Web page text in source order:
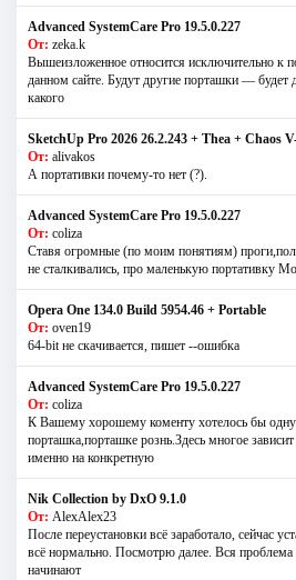
Advanced SystemCare Pro 19.5.0.227
От: zeka.k
Вышеизложенное относится исключительно к
данном сайте. Будут другие порташки — будет
какого
SketchUp Pro 2026 26.2.243 + Thea + Chaos
От: alivakos
А портативки почему-то нет (?).
Advanced SystemCare Pro 19.5.0.227
От: coliza
Ставя огромные (по моим понятиям)
не сталкивались, про маленькую портативку
Opera One 134.0 Build 5954.46 + Portable
От: oven19
64-bit не скачивается, пишет --ошибка
Advanced SystemCare Pro 19.5.0.227
От: coliza
К Вашему хорошему коменту хотелось бы
порташка,порташке рознь.Здесь многое
именно на конкретную
Nik Collection by DxO 9.1.0
От: AlexAlex23
После переустановки всё заработало, сейчас
всё нормально. Посмотрю далее. Вся
начинают